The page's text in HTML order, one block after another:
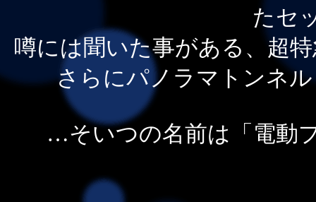
たセ
噂には聞いた事がある、超
さらにパノラマトンネ
…そいつの名前は「電動